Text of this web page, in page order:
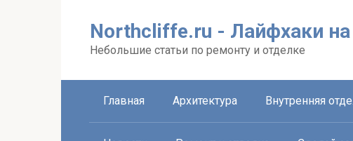
Northcliffe.ru - Лайфхаки на
Небольшие статьи по ремонту и отделке
Главная Архитектура Внутренняя